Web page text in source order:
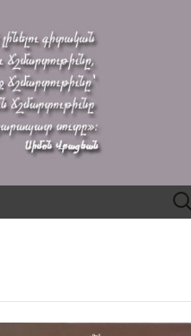
Search
for: